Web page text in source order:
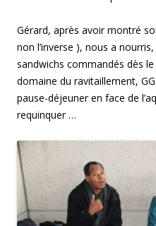
Gérard, après avoir montré
non l’inverse ), nous a
sandwichs commandés dès
domaine du ravitaillement,
pause-déjeuner en face de
requinquer …